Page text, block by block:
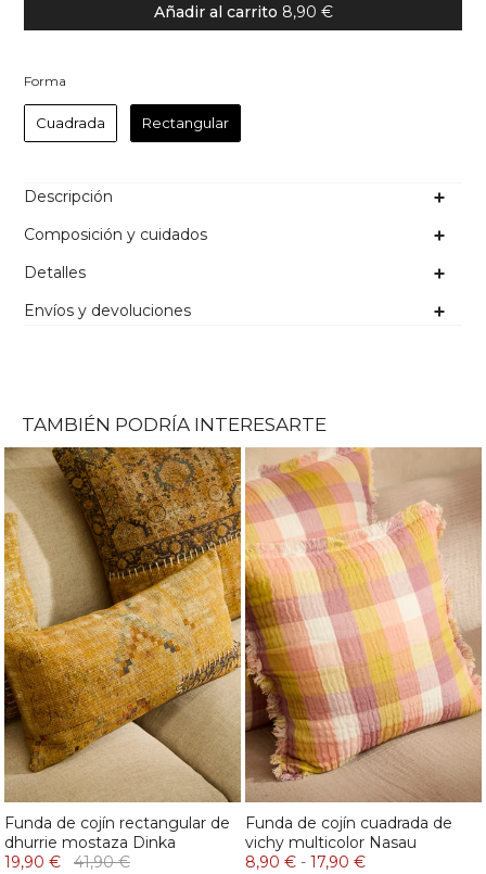
Forma
Cuadrada Rectangular
Añadir al carrito 8,90 €
Descripción
Composición y cuidados
Detalles
Envíos y devoluciones
TAMBIÉN PODRÍA INTERESARTE
Funda de cojín rectangular de
dhurrie mostaza Dinka
19,90 €
41,90 €
Funda de cojín cuadrada de
vichy multicolor Nasau
8,90 € - 17,90 €